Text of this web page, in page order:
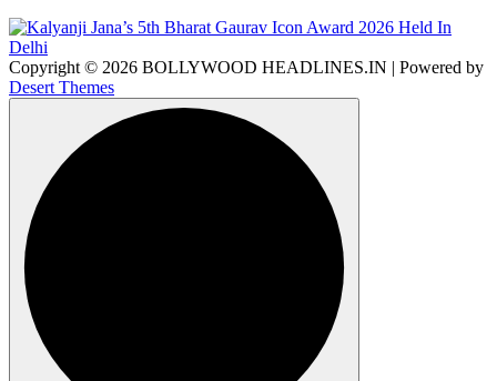
Copyright © 2026 BOLLYWOOD HEADLINES.IN | Powered by
Desert Themes